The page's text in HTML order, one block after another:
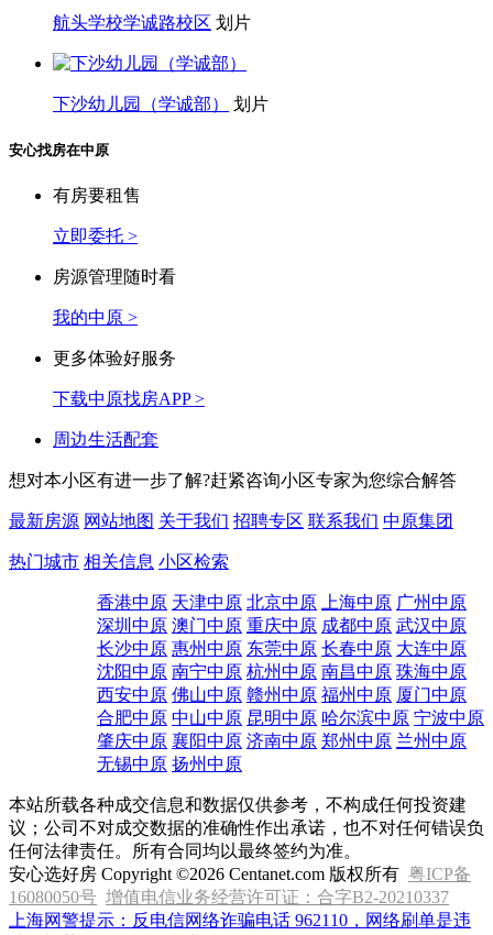
航头学校学诚路校区 划片
下沙幼儿园（学诚部） 划片
安心找房在中原
有房要租售
立即委托 >
房源管理随时看
我的中原 >
更多体验好服务
下载中原找房APP >
周边生活配套
想对本小区有进一步了解?赶紧咨询小区专家为您综合解答
最新房源 网站地图 关于我们 招聘专区 联系我们 中原集团
热门城市 相关信息 小区检索
香港中原 天津中原 北京中原 上海中原 广州中原
深圳中原 澳门中原 重庆中原 成都中原 武汉中原
长沙中原 惠州中原 东莞中原 长春中原 大连中原
沈阳中原 南宁中原 杭州中原 南昌中原 珠海中原
西安中原 佛山中原 赣州中原 福州中原 厦门中原
合肥中原 中山中原 昆明中原 哈尔滨中原 宁波中原
肇庆中原 襄阳中原 济南中原 郑州中原 兰州中原
无锡中原 扬州中原
本站所载各种成交信息和数据仅供参考，不构成任何投资建
议；公司不对成交数据的准确性作出承诺，也不对任何错误负
任何法律责任。所有合同均以最终签约为准。
安心选好房 Copyright ©2026 Centanet.com 版权所有 粤ICP备
16080050号 增值电信业务经营许可证：合字B2-20210337
上海网警提示：反电信网络诈骗电话 962110，网络刷单是违